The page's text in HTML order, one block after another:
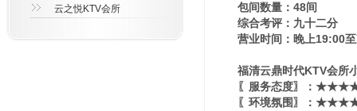
云之悦KTV会所
包间数量：48间
综合考评：九十二分
营业时间：晚上19:00
福清云鼎时代KTV会所
〖服务态度〗：
〖环境氛围〗：